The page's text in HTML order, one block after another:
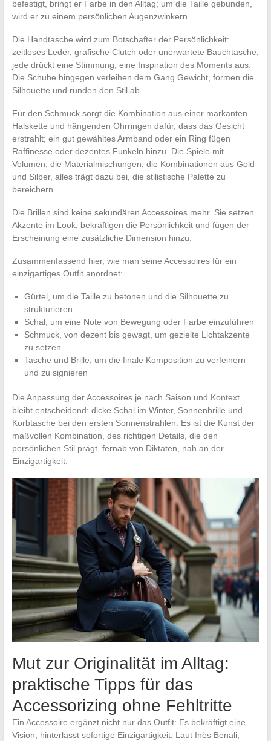
befestigt, bringt er Farbe in den Alltag; um die Taille gebunden,
wird er zu einem persönlichen Augenzwinkern.
Die Handtasche wird zum Botschafter der Persönlichkeit:
zeitloses Leder, grafische Clutch oder unerwartete Bauchtasche,
jede drückt eine Stimmung, eine Inspiration des Moments aus.
Die Schuhe hingegen verleihen dem Gang Gewicht, formen die
Silhouette und runden den Stil ab.
Für den Schmuck sorgt die Kombination aus einer markanten
Halskette und hängenden Ohrringen dafür, dass das Gesicht
erstrahlt; ein gut gewähltes Armband oder ein Ring fügen
Raffinesse oder dezentes Funkeln hinzu. Die Spiele mit
Volumen, die Materialmischungen, die Kombinationen aus Gold
und Silber, alles trägt dazu bei, die stilistische Palette zu
bereichern.
Die Brillen sind keine sekundären Accessoires mehr. Sie setzen
Akzente im Look, bekräftigen die Persönlichkeit und fügen der
Erscheinung eine zusätzliche Dimension hinzu.
Zusammenfassend hier, wie man seine Accessoires für ein
einzigartiges Outfit anordnet:
Gürtel, um die Taille zu betonen und die Silhouette zu
strukturieren
Schal, um eine Note von Bewegung oder Farbe einzuführen
Schmuck, von dezent bis gewagt, um gezielte Lichtakzente
zu setzen
Tasche und Brille, um die finale Komposition zu verfeinern
und zu signieren
Die Anpassung der Accessoires je nach Saison und Kontext
bleibt entscheidend: dicke Schal im Winter, Sonnenbrille und
Korbtasche bei den ersten Sonnenstrahlen. Es ist die Kunst der
maßvollen Kombination, des richtigen Details, die den
persönlichen Stil prägt, fernab von Diktaten, nah an der
Einzigartigkeit.
Mut zur Originalität im Alltag:
praktische Tipps für das
Accessorizing ohne Fehltritte
Ein Accessoire ergänzt nicht nur das Outfit: Es bekräftigt eine
Vision, hinterlässt sofortige Einzigartigkeit. Laut Inès Benali,